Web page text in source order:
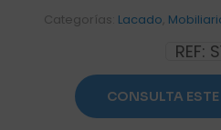
REF:
Categorías: Lacado
CONSULTA